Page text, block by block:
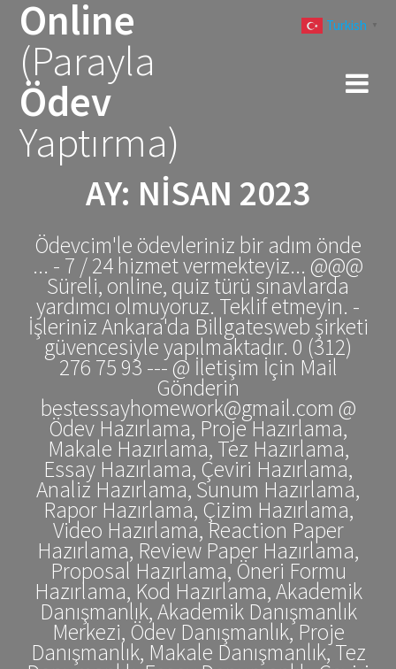
Online
(Parayla
Ödev
Yaptırma)
AY: NISAN 2023
Ödevcim'le ödevleriniz bir adım önde
... - 7 / 24 hizmet vermekteyiz... @@@
Süreli, online, quiz türü sınavlarda
yardımcı olmuyoruz. Teklif etmeyin. -
İşleriniz Ankara'da Billgatesweb şirketi
güvencesiyle yapılmaktadır. 0 (312)
276 75 93 --- @ İletişim İçin Mail
Gönderin
bestessayhomework@gmail.com @
Ödev Hazırlama, Proje Hazırlama,
Makale Hazırlama, Tez Hazırlama,
Essay Hazırlama, Çeviri Hazırlama,
Analiz Hazırlama, Sunum Hazırlama,
Rapor Hazırlama, Çizim Hazırlama,
Video Hazırlama, Reaction Paper
Hazırlama, Review Paper Hazırlama,
Proposal Hazırlama, Öneri Formu
Hazırlama, Kod Hazırlama, Akademik
Danışmanlık, Akademik Danışmanlık
Merkezi, Ödev Danışmanlık, Proje
Danışmanlık, Makale Danışmanlık, Tez
Turkish ▼